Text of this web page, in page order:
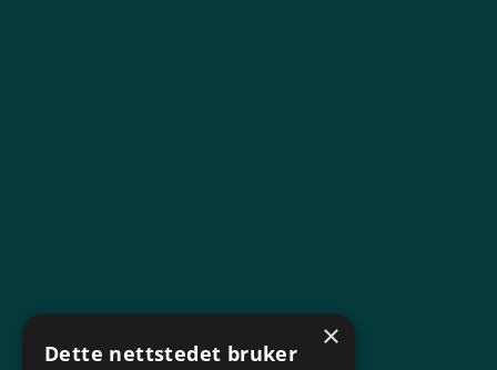
×
Dette nettstedet bruker